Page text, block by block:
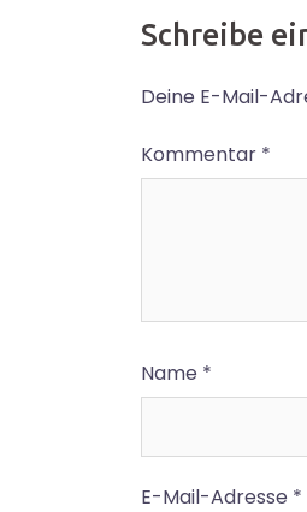
Schreibe
Deine E-Mail-
Kommentar *
Name *
E-Mail-Adresse *